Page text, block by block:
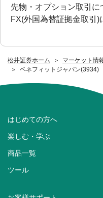
松井証券ホーム
マーケット情
ベネフィットジャパン(3934)
先物・オプション取引に
FX(外国為替証拠金取引)
はじめての方へ
楽しむ・学ぶ
商品一覧
ツール